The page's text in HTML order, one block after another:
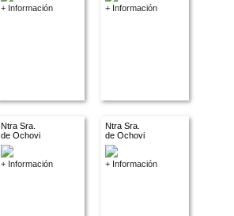
+ Información + Información
Ntra Sra.
de Ochovi
+ Información
Ntra Sra.
de Ochovi
+ Información